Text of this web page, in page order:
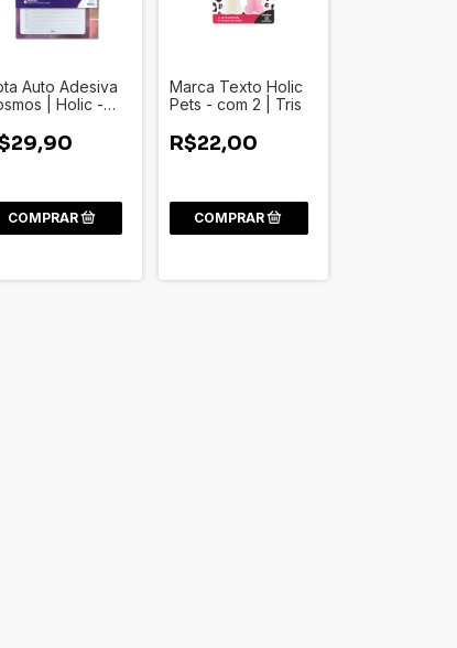
Auto Adesiva
| Holic -
Marca Texto Holic
Pets - com 2 | Tris
R$22,00